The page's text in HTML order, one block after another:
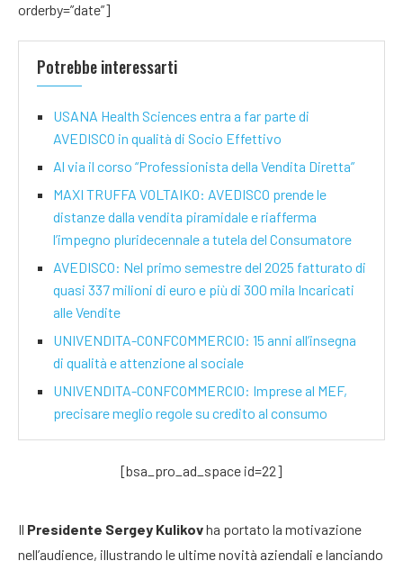
orderby=”date”]
Potrebbe interessarti
USANA Health Sciences entra a far parte di
AVEDISCO in qualità di Socio Effettivo
Al via il corso “Professionista della Vendita Diretta”
MAXI TRUFFA VOLTAIKO: AVEDISCO prende le
distanze dalla vendita piramidale e riafferma
l’impegno pluridecennale a tutela del Consumatore
AVEDISCO: Nel primo semestre del 2025 fatturato di
quasi 337 milioni di euro e più di 300 mila Incaricati
alle Vendite
UNIVENDITA-CONFCOMMERCIO: 15 anni all’insegna
di qualità e attenzione al sociale
UNIVENDITA-CONFCOMMERCIO: Imprese al MEF,
precisare meglio regole su credito al consumo
[bsa_pro_ad_space id=22]
Il Presidente Sergey Kulikovha portato la motivazione
nell’audience, illustrando le ultime novità aziendali e lanciando